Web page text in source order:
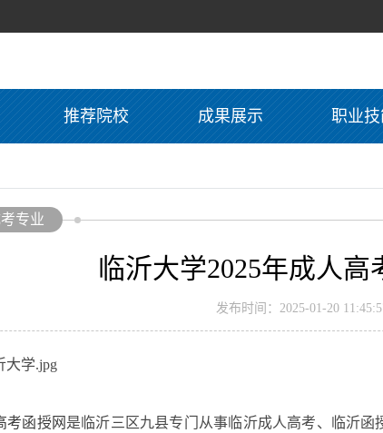
推荐院校 成果展示 职业
专业
临沂大学2025年成人高
发布时间：2025-01-20
考函授网 是临沂三区九县专门从事临沂成人高考、临沂